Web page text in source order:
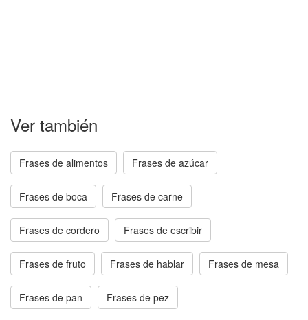
Ver también
Frases de alimentos Frases de azúcar
Frases de boca Frases de carne
Frases de cordero Frases de escribir
Frases de fruto Frases de hablar Frases de mesa
Frases de pan Frases de pez